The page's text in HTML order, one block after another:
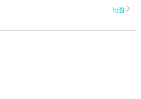
地图 